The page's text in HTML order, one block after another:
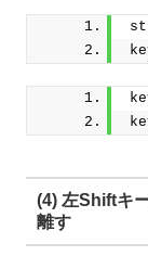
(4) 左Shiftキ
離す